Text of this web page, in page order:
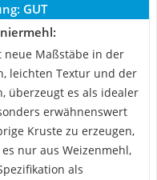
GUT
neue Maßstäbe in der
leichten Textur und der
überzeugt es als idealer
erwähnenswert
Kruste zu erzeugen,
nur aus Weizenmehl,
als